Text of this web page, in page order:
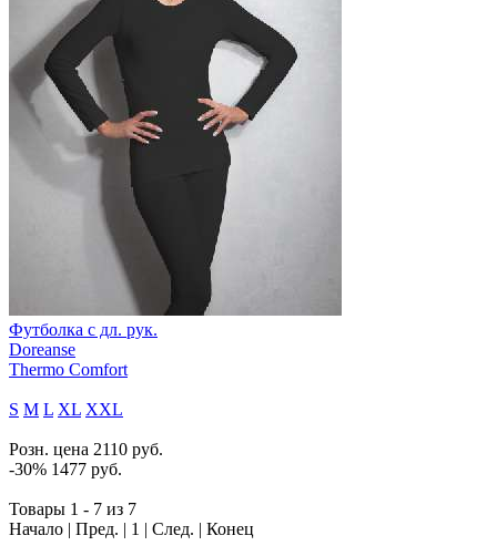
Футболка с дл. рук.
Doreanse
Thermo Comfort
S M L XL XXL
Розн. цена 2110 руб.
-30% 1477 руб.
Товары 1 - 7 из 7
Начало | Пред. | 1 | След. | Конец